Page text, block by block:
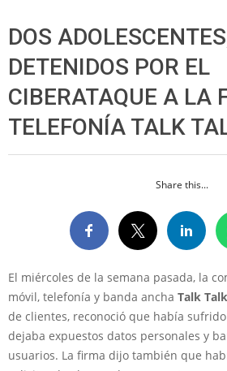
DOS
DETENIDOS POR EL
CIBERATAQUE A LA
TELEFONÍA TALK
Share this...
El miércoles de la semana pasada, la
móvil, telefonía y banda ancha Talk Talk
de clientes, reconoció que había
dejaba expuestos datos personales y
usuarios. La firma dijo también que